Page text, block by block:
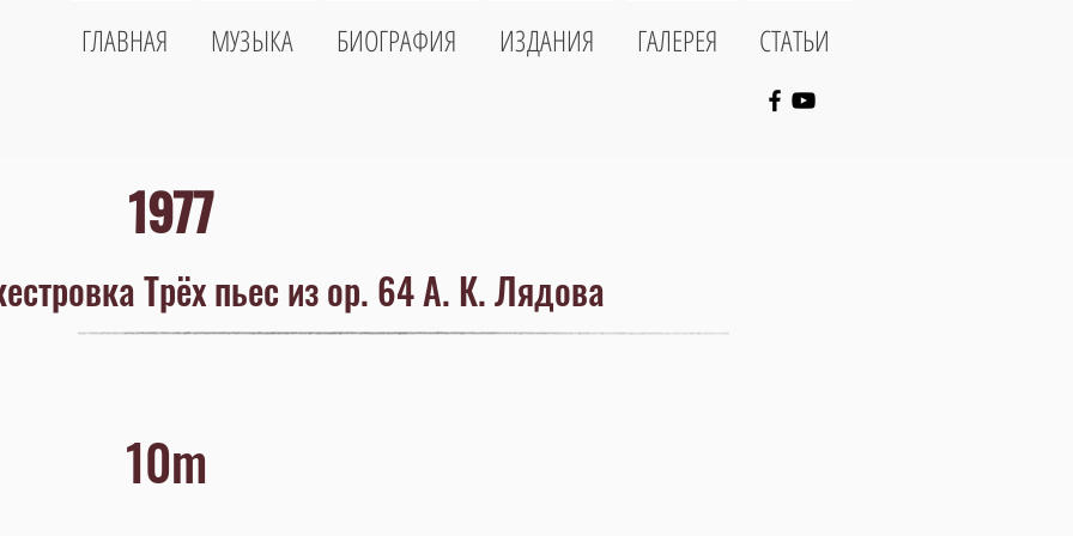
ГЛАВНАЯ МУЗЫКА БИОГРАФИЯ ИЗДАНИЯ ГАЛЕРЕЯ СТАТЬИ
1977
Трёх пьес из op. 64 А. К. Лядова
10m